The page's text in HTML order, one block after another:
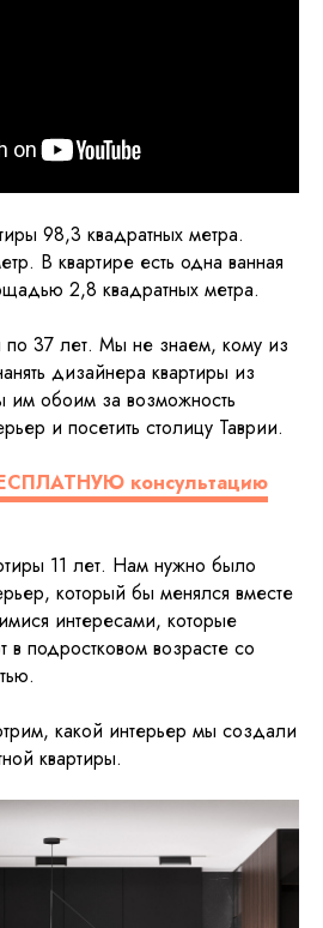
98,3 квадратных метра.
В квартире есть одна ванная
2,8 квадратных метра.
по 37 лет. Мы не знаем, кому из
дизайнера квартиры из
им обоим за возможность
и посетить столицу Таврии.
консультацию
11 лет. Нам нужно было
который бы менялся вместе
интересами, которые
в подростковом возрасте со
какой интерьер мы создали
квартиры.